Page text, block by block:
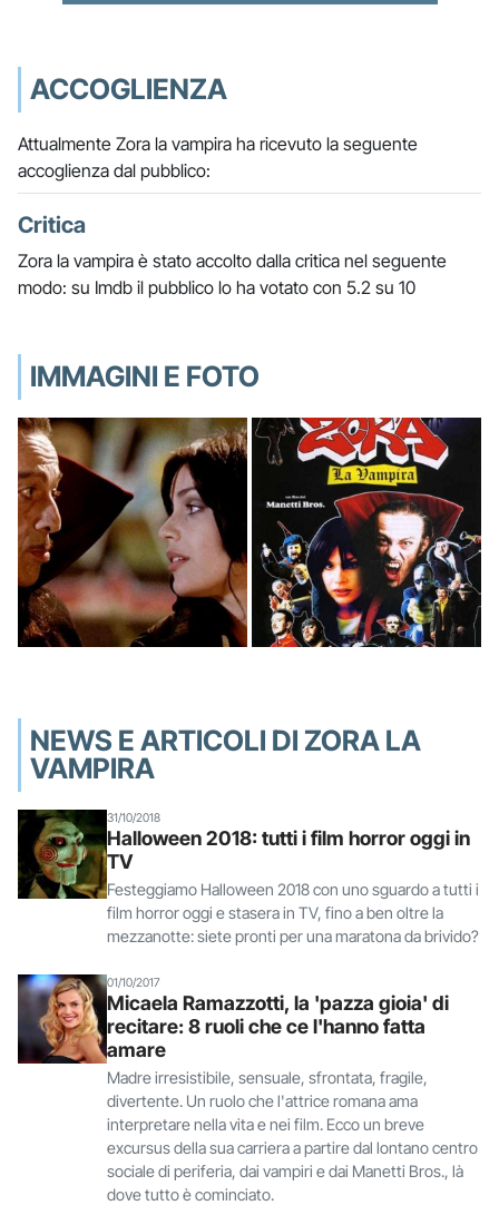
ACCOGLIENZA
Attualmente Zora la vampira ha ricevuto la seguente
accoglienza dal pubblico:
Critica
Zora la vampira è stato accolto dalla critica nel seguente
modo: su Imdb il pubblico lo ha votato con 5.2 su 10
IMMAGINI E FOTO
NEWS E ARTICOLI DI ZORA LA
VAMPIRA
31/10/2018
Halloween 2018: tutti i film horror oggi in
TV
Festeggiamo Halloween 2018 con uno sguardo a tutti i
film horror oggi e stasera in TV, fino a ben oltre la
mezzanotte: siete pronti per una maratona da brivido?
01/10/2017
Micaela Ramazzotti, la 'pazza gioia' di
recitare: 8 ruoli che ce l'hanno fatta
amare
Madre irresistibile, sensuale, sfrontata, fragile,
divertente. Un ruolo che l'attrice romana ama
interpretare nella vita e nei film. Ecco un breve
excursus della sua carriera a partire dal lontano centro
sociale di periferia, dai vampiri e dai Manetti Bros., là
dove tutto è cominciato.